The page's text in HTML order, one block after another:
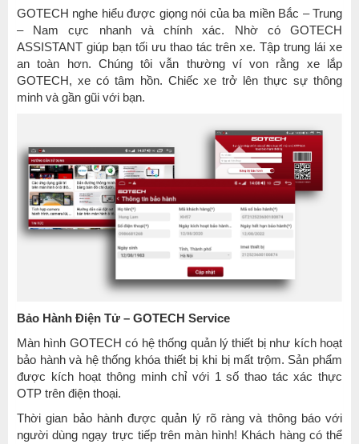
GOTECH nghe hiểu được giọng nói của ba miền Bắc – Trung
– Nam cực nhanh và chính xác. Nhờ có GOTECH
ASSISTANT giúp bạn tối ưu thao tác trên xe. Tập trung lái xe
an toàn hơn. Chúng tôi vẫn thường ví von rằng xe lắp
GOTECH, xe có tâm hồn. Chiếc xe trở lên thực sự thông
minh và gần gũi với bạn.
Bảo Hành Điện Tử – GOTECH Service
Màn hình GOTECH có hệ thống quản lý thiết bị như kích hoạt
bảo hành và hệ thống khóa thiết bị khi bị mất trộm. Sản phẩm
được kích hoạt thông minh chỉ với 1 số thao tác xác thực
OTP trên điện thoại.
Thời gian bảo hành được quản lý rõ ràng và thông báo với
người dùng ngạy trực tiếp trên màn hình! Khách hàng có thể